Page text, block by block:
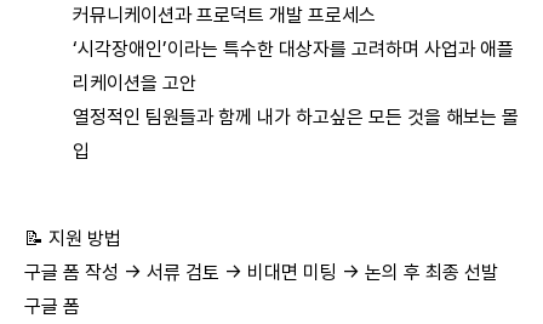
커뮤니케이션과 프로덕트 개발 프로세스
‘시각장애인’이라는 특수한 대상자를 고려하며 사업과 애플
리케이션을 고안
열정적인 팀원들과 함께 내가 하고싶은 모든 것을 해보는 몰
입
📝 지원 방법
구글 폼 작성 → 서류 검토 → 비대면 미팅 → 논의 후 최종 선발
구글 폼